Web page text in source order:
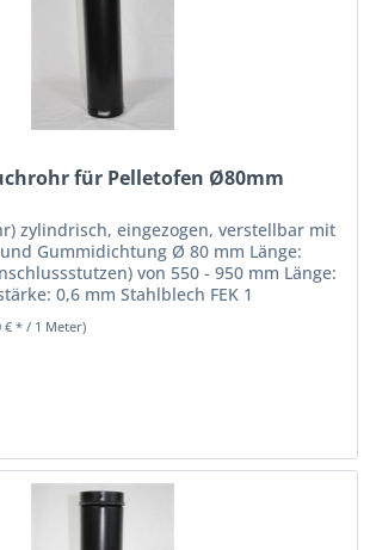
für Pelletofen Ø80mm
zylindrisch, eingezogen, verstellbar mit
Gummidichtung Ø 80 mm Länge:
von 550 - 950 mm Länge:
0,6 mm Stahlblech FEK 1
€ * / 1 Meter)